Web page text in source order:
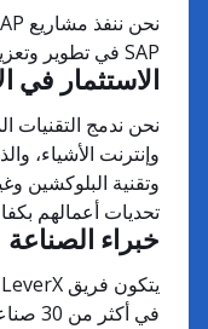
خبراء الصناعة
في
SAP في تطوير وتعزيز حلولها الحالية.
الاستثمار في
نحن ندمج التقنيات
وإنترنت الأشياء،
وتقنية البلوكشين
تحديات أعمالهم